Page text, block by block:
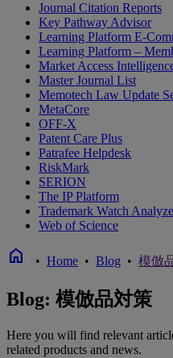
Journal Citation Reports
Key Pathway Advisor
Learning Platform E-
Learning Platform –
Market Access
Master Journal List
Memotech Law Update
MetaCore
OFF-X
Patent Care Plus
Patrafee Helpdesk
RiskMark
SERION
The IP Platform
Trademark Watch
Web of Science
home • Home • Blog • 模倣
Blog: 模倣品対策
Here you will find relevant
related products and news.